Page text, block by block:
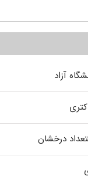
آزاد
درخشان